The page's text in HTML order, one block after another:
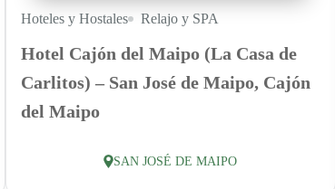
Hoteles y Hostales Relajo y SPA
Hotel Cajón del Maipo (La Casa de
Carlitos) – San José de Maipo, Cajón
del Maipo
SAN JOSÉ DE MAIPO